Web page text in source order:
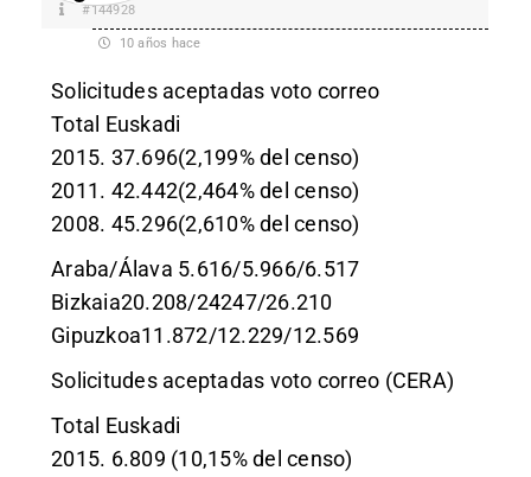
#144928
10 años hace
Solicitudes aceptadas voto correo
Total Euskadi
2015. 37.696(2,199% del censo)
2011. 42.442(2,464% del censo)
2008. 45.296(2,610% del censo)
Araba/Álava 5.616/5.966/6.517
Bizkaia20.208/24247/26.210
Gipuzkoa11.872/12.229/12.569
Solicitudes aceptadas voto correo (CERA)
Total Euskadi
2015. 6.809 (10,15% del censo)